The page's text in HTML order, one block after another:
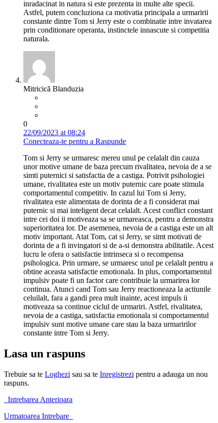
inradacinat in natura si este prezenta in multe alte specii.
Astfel, putem concluziona ca motivatia principala a urmaririi
constante dintre Tom si Jerry este o combinatie intre invatarea
prin conditionare operanta, instinctele innascute si competitia
naturala.
Mitricică Blanduzia
0
22/09/2023 at 08:24
Conecteaza-te pentru a Raspunde
Tom si Jerry se urmaresc mereu unul pe celalalt din cauza
unor motive umane de baza precum rivalitatea, nevoia de a se
simti puternici si satisfactia de a castiga. Potrivit psihologiei
umane, rivalitatea este un motiv puternic care poate stimula
comportamentul competitiv. In cazul lui Tom si Jerry,
rivalitatea este alimentata de dorinta de a fi considerat mai
puternic si mai inteligent decat celalalt. Acest conflict constant
intre cei doi ii motiveaza sa se urmareasca, pentru a demonstra
superioritatea lor. De asemenea, nevoia de a castiga este un alt
motiv important. Atat Tom, cat si Jerry, se simt motivati de
dorinta de a fi invingatori si de a-si demonstra abilitatile. Acest
lucru le ofera o satisfactie intrinseca si o recompensa
psihologica. Prin urmare, se urmaresc unul pe celalalt pentru a
obtine aceasta satisfactie emotionala. In plus, comportamentul
impulsiv poate fi un factor care contribuie la urmarirea lor
continua. Atunci cand Tom sau Jerry reactioneaza la actiunile
celuilalt, fara a gandi prea mult inainte, acest impuls ii
motiveaza sa continue ciclul de urmariri. Astfel, rivalitatea,
nevoia de a castiga, satisfactia emotionala si comportamentul
impulsiv sunt motive umane care stau la baza urmaririlor
constante intre Tom si Jerry.
Lasa un raspuns
Trebuie sa te Loghezi sau sa te Inregistrezi pentru a adauga un nou
raspuns.
Intrebarea Anterioara
Urmatoarea Intrebare